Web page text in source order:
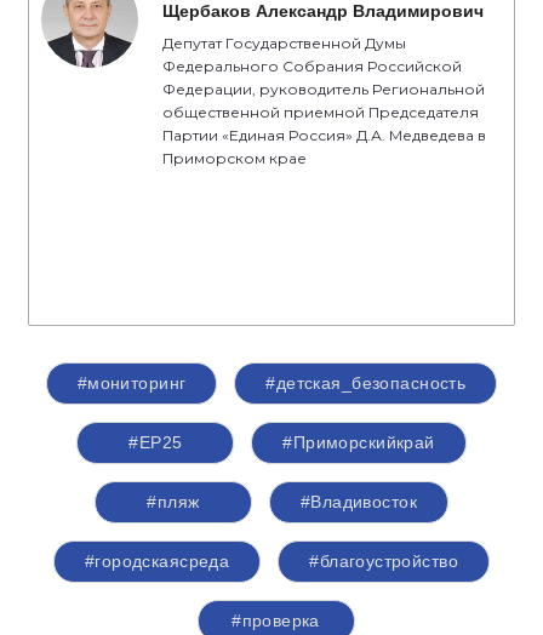
Щербаков Александр Владимирович
Депутат Государственной Думы
Федерального Собрания Российской
Федерации, руководитель Региональной
общественной приемной Председателя
Партии «Единая Россия» Д.А. Медведева в
Приморском крае
#мониторинг #детская_безопасность
#ЕР25 #Приморскийкрай
#пляж #Владивосток
#городскаясреда #благоустройство
#проверка